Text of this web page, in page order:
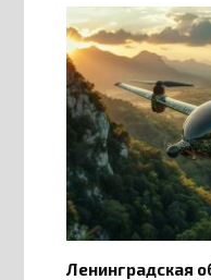
Ленинградская